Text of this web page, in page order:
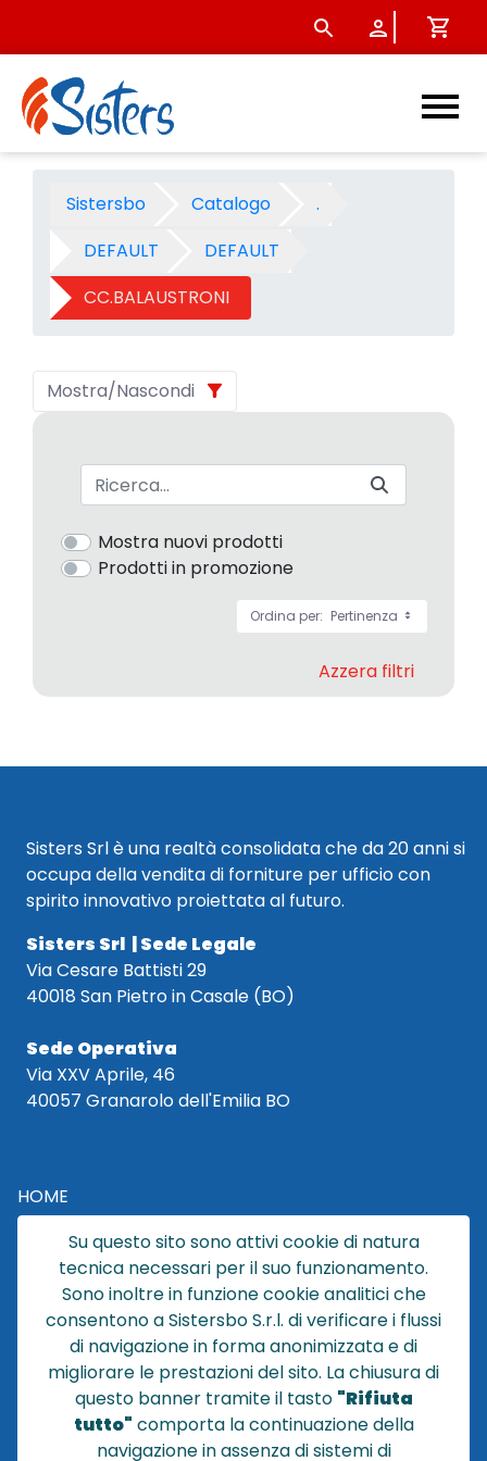
CC.BALAUSTRONI -
Sistersbo Catalogo
.
DEFAULT
DEFAULT
CC.BALAUSTRONI
Mostra/Nascondi
Barra di ricerca
Mostra nuovi prodotti
Prodotti in promozione
Ordina per: Pertinenza
Azzera filtri
Sisters Srl è una realtà consolidata che da 20 anni si
occupa della vendita di forniture per ufficio con
spirito innovativo proiettata al futuro.
Sisters Srl | Sede Legale
Via Cesare Battisti 29
40018 San Pietro in Casale (BO)
Sede Operativa
Via XXV Aprile, 46
40057 Granarolo dell'Emilia BO
HOME
CATALOGO
CHI SIAMO
NEWS
CONTATTACI
CONDIZIONI DI VENDITA
POLICY PRIVACY
NOTE LEGALI
Su questo sito sono attivi cookie di natura
tecnica necessari per il suo funzionamento.
Sono inoltre in funzione cookie analitici che
consentono a Sistersbo S.r.l. di verificare i flussi
di navigazione in forma anonimizzata e di
migliorare le prestazioni del sito. La chiusura di
questo banner tramite il tasto "Rifiuta
tutto" comporta la continuazione della
navigazione in assenza di sistemi di